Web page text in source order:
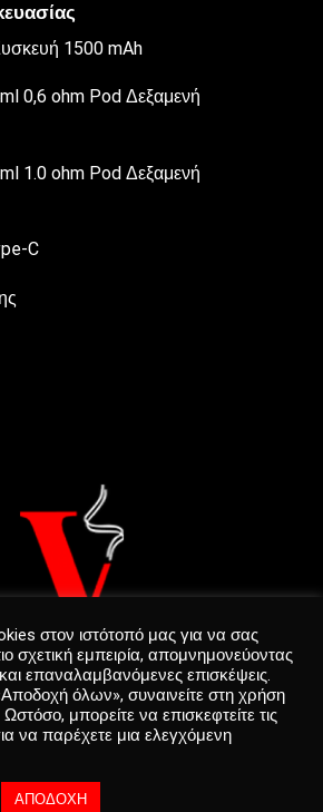
1500 mAh
0,6 ohm Pod Δεξαμενή
1.0 ohm Pod Δεξαμενή
C
0
στον ιστότοπό μας για να σας
σχετική εμπειρία, απομνημονεύοντας
επαναλαμβανόμενες επισκέψεις.
όλων», συναινείτε στη χρήση
μπορείτε να επισκεφτείτε τις
να παρέχετε μια ελεγχόμενη
ΑΠΟΔΟΧΗ